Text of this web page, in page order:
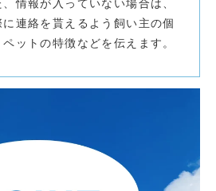
連絡を貰えるよう飼い主の個
ットの特徴などを伝えます。